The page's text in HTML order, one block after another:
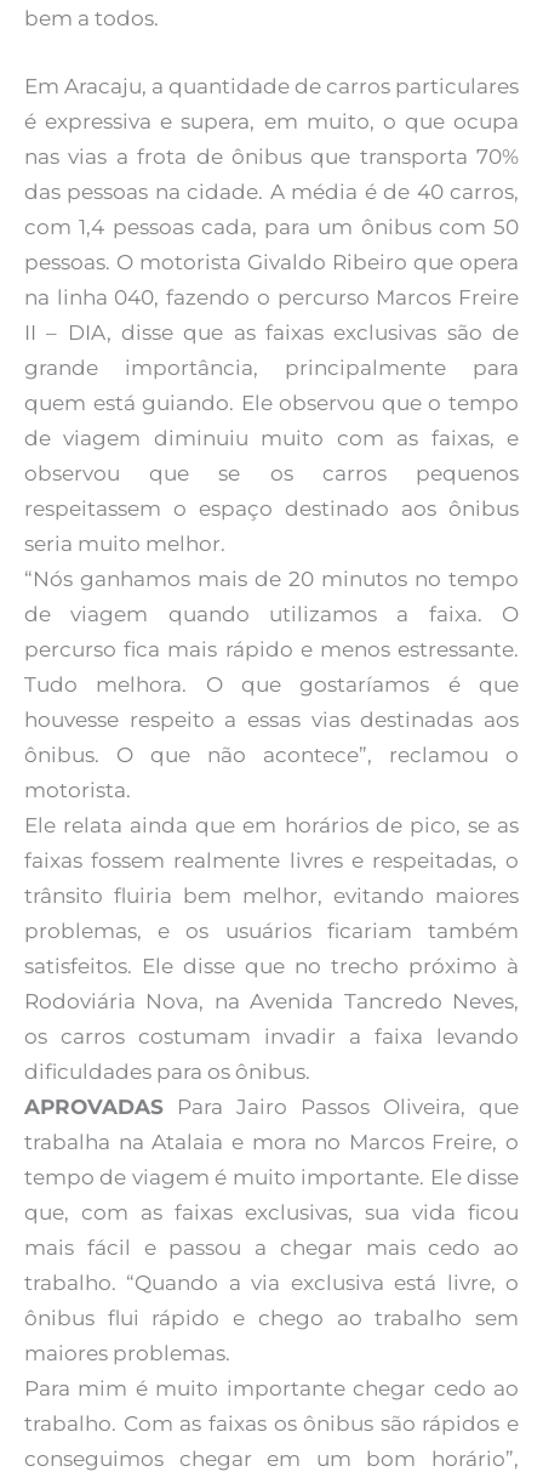
bem a todos.
Em Aracaju, a quantidade de carros particulares
é expressiva e supera, em muito, o que ocupa
nas vias a frota de ônibus que transporta 70%
das pessoas na cidade. A média é de 40 carros,
com 1,4 pessoas cada, para um ônibus com 50
pessoas. O motorista Givaldo Ribeiro que opera
na linha 040, fazendo o percurso Marcos Freire
II – DIA, disse que as faixas exclusivas são de
grande importância, principalmente para
quem está guiando. Ele observou que o tempo
de viagem diminuiu muito com as faixas, e
observou que se os carros pequenos
respeitassem o espaço destinado aos ônibus
seria muito melhor.
“Nós ganhamos mais de 20 minutos no tempo
de viagem quando utilizamos a faixa. O
percurso fica mais rápido e menos estressante.
Tudo melhora. O que gostaríamos é que
houvesse respeito a essas vias destinadas aos
ônibus. O que não acontece”, reclamou o
motorista.
Ele relata ainda que em horários de pico, se as
faixas fossem realmente livres e respeitadas, o
trânsito fluiria bem melhor, evitando maiores
problemas, e os usuários ficariam também
satisfeitos. Ele disse que no trecho próximo à
Rodoviária Nova, na Avenida Tancredo Neves,
os carros costumam invadir a faixa levando
dificuldades para os ônibus.
APROVADAS Para Jairo Passos Oliveira, que
trabalha na Atalaia e mora no Marcos Freire, o
tempo de viagem é muito importante. Ele disse
que, com as faixas exclusivas, sua vida ficou
mais fácil e passou a chegar mais cedo ao
trabalho. “Quando a via exclusiva está livre, o
ônibus flui rápido e chego ao trabalho sem
maiores problemas.
Para mim é muito importante chegar cedo ao
trabalho. Com as faixas os ônibus são rápidos e
conseguimos chegar em um bom horário”,